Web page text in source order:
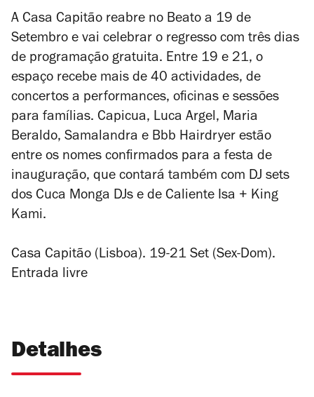
A Casa Capitão reabre no Beato a 19 de
Setembro e vai celebrar o regresso com três dias
de programação gratuita. Entre 19 e 21, o
espaço recebe mais de 40 actividades, de
concertos a performances, oficinas e sessões
para famílias. Capicua, Luca Argel, Maria
Beraldo, Samalandra e Bbb Hairdryer estão
entre os nomes confirmados para a festa de
inauguração, que contará também com DJ sets
dos Cuca Monga DJs e de Caliente Isa + King
Kami.
Casa Capitão (Lisboa). 19-21 Set (Sex-Dom).
Entrada livre
Detalhes